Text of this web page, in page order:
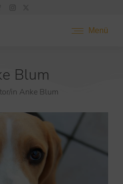
Menü
Blum
in Anke Blum